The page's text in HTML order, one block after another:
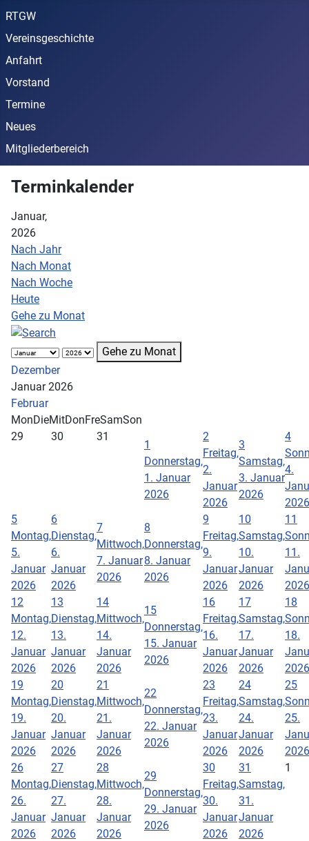
RTGW
Vereinsgeschichte
Anfahrt
Vorstand
Termine
Neues
Mitgliederbereich
Terminkalender
Januar,
2026
Nach Jahr
Nach Monat
Nach Woche
Heute
Gehe zu Monat
Gehe zu Monat
Dezember
Januar 2026
Februar
MonDieMitDonFreSamSon
29
30 31
1
Donnerstag,
1. Januar
2026
2
Freitag,
2.
Januar
2026
3
Samstag,
3. Januar
2026
4
4.
2026
5
Montag,
5.
Januar
2026
6
Dienstag,
6.
Januar
2026
7
Mittwoch,
7. Januar
2026
8
Donnerstag,
8. Januar
2026
9
Freitag,
9.
Januar
2026
10
Samstag,
10.
Januar
2026
11
11.
2026
12
Montag,
12.
Januar
2026
13
Dienstag,
13.
Januar
2026
14
Mittwoch,
14.
Januar
2026
15
Donnerstag,
15. Januar
2026
16
Freitag,
16.
Januar
2026
17
Samstag,
17.
Januar
2026
18
18.
2026
19
Montag,
19.
Januar
2026
20
Dienstag,
20.
Januar
2026
21
Mittwoch,
21.
Januar
2026
22
Donnerstag,
22. Januar
2026
23
Freitag,
23.
Januar
2026
24
Samstag,
24.
Januar
2026
25
25.
2026
26
Montag,
26.
Januar
2026
27
Dienstag,
27.
Januar
2026
28
Mittwoch,
28.
Januar
2026
29
Donnerstag,
29. Januar
2026
30
Freitag,
30.
Januar
2026
31
Samstag,
31.
Januar
2026
1